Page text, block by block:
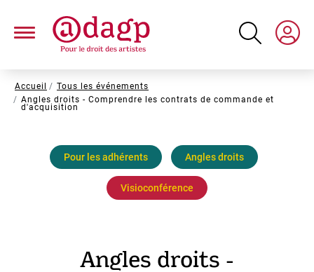
contenu
Fil
d'Ariane
Accueil
Tous les événements
Angles droits - Comprendre les contrats de commande et
d'acquisition
Pour les adhérents Angles droits
Visioconférence
Angles droits -